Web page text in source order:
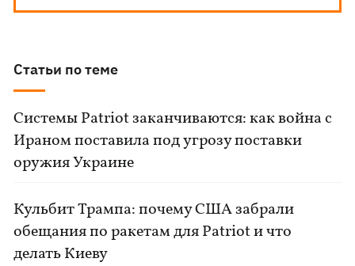
Статьи по теме
Системы Patriot заканчиваются: как война с
Ираном поставила под угрозу поставки
оружия Украине
Кульбит Трампа: почему США забрали
обещания по ракетам для Patriot и что
делать Киеву